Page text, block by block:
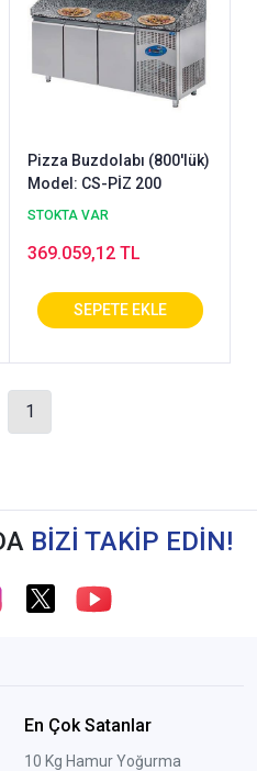
Pizza Buzdolabı (800'lük)
Model: CS-PİZ 200
STOKTA VAR
369.059,12 TL
1
BİZİ TAKİP EDİN!
En Çok Satanlar
10 Kg Hamur Yoğurma